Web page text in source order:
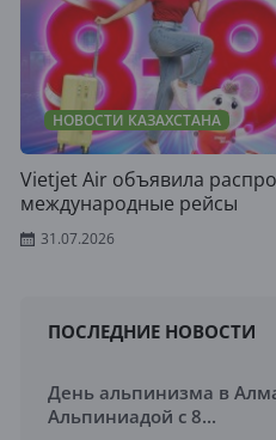
НОВОСТИ КАЗАХСТАНА
Vietjet Air объявила
международные рейсы
31.07.2026
ПОСЛЕДНИЕ НОВОСТИ
День альпинизма в
Альпиниадой с 8...